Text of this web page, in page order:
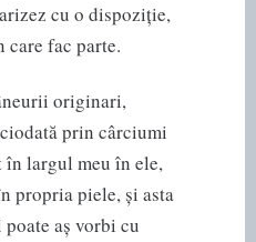
cu o dispoziție,
fac parte.
originari,
prin cârciumi
în largul meu în ele,
propria piele, și asta
aș vorbi cu